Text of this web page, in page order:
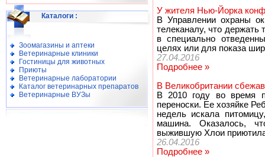
Каталоги :
Зоомагазины и аптеки
Ветеринарные клиники
Гостиницы для животных
Приюты
Ветеринарные лаборатории
Каталог ветеринарных препаратов
Ветеринарные ВУЗы
У жителя Нью-Йорка
В Управлении охраны
телеканалу, что держать
в специально
целях или для показа
27.04.2016
Подробнее »
В Великобритании
В 2010 году во время
переноски. Ее хозяйке
недель искала
машина. Оказалось,
выжившую Хлои
26.04.2016
Подробнее »